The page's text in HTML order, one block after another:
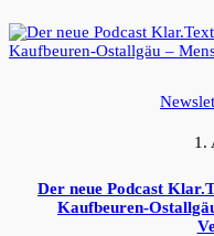
1.
Der neue Podcast
Kaufbeuren-